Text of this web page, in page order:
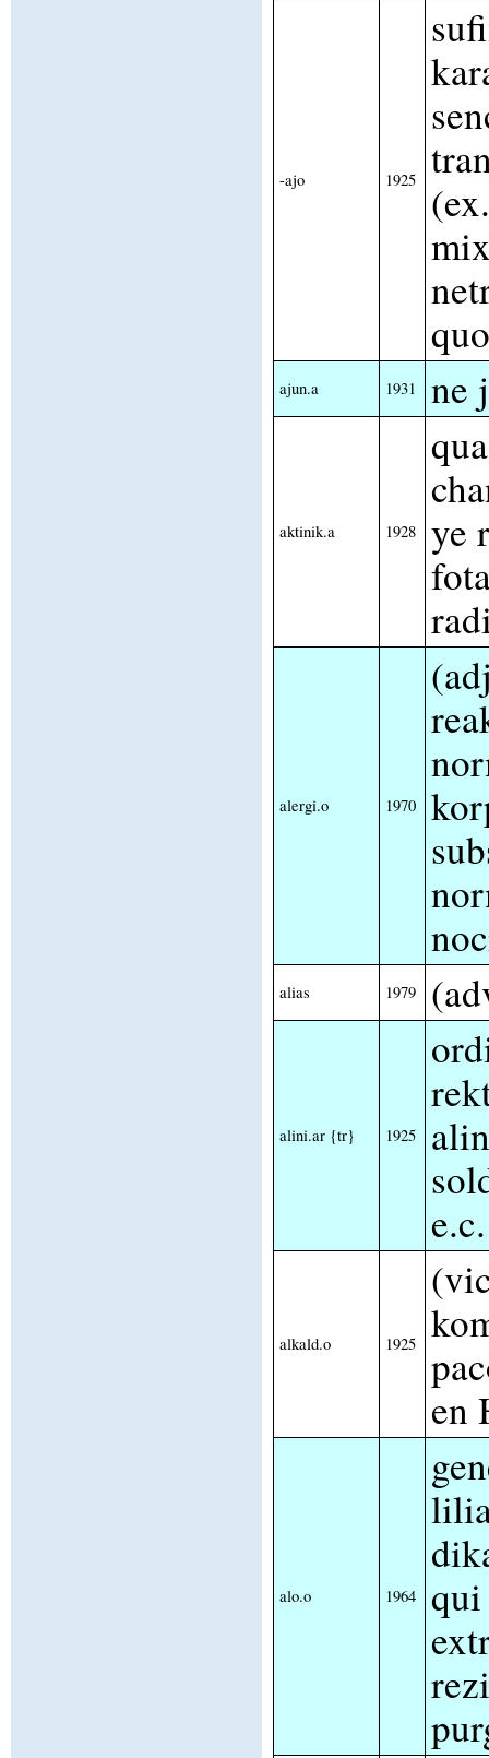
-ajo 1925
ajun.a 1931 ne
aktinik.a 1928
ye
alergi.o 1970
alias 1979
alini.ar {tr} 1925
e.c.
alkald.o 1925
en
alo.o 1964